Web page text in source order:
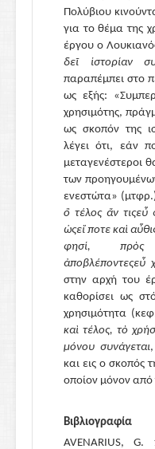
Πολύβιου
για το θέμα της
έργου ο
δεῖ ἱστορίαν
παραπέμπει στο
ως εξής: «
χρησιμότης,
ως σκοπόν της
λέγει ότι, εάν
μεταγενέστεροι
των
ενεστώτα» (μτφρ.
ὃ τέλος ἄν τιςεὖ
ὡςεἴ ποτε καὶ
φησί, πρὸς
ἀποβλέποντεςεὖ
στην αρχή του
καθορίσει ως
χρησιμότητα
καὶ τέλος, τὸ
μόνου συνάγεται
και εις ο σκοπός
οποίον μόνον από
Βιβλιογραφία
AVENARIUS, G.